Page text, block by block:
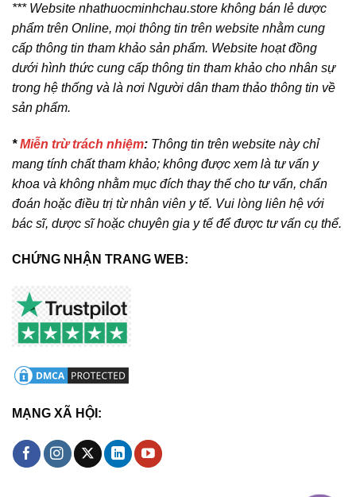
*** Website nhathuocminhchau.store không bán lẻ dược
phẩm trên Online, mọi thông tin trên website nhằm cung
cấp thông tin tham khảo sản phẩm. Website hoạt đồng
dưới hình thức cung cấp thông tin tham khảo cho nhân sự
trong hệ thống và là nơi Người dân tham thảo thông tin về
sản phẩm.
*Miễn trừ trách nhiệm: Thông tin trên website này chỉ
mang tính chất tham khảo; không được xem là tư vấn y
khoa và không nhằm mục đích thay thế cho tư vấn, chẩn
đoán hoặc điều trị từ nhân viên y tế. Vui lòng liên hệ với
bác sĩ, dược sĩ hoặc chuyên gia y tế để được tư vấn cụ thể.
CHỨNG NHẬN TRANG WEB:
MẠNG XÃ HỘI: